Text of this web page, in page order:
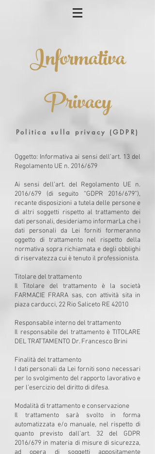
Informativa
Privacy
Politica sulla privacy (GDPR)
Oggetto: Informativa ai sensi dell’art. 13 del
Regolamento UE n. 2016/679
Ai sensi dell’art. del Regolamento UE n.
2016/679 (di seguito “GDPR 2016/679”),
recante disposizioni a tutela delle persone e
di altri soggetti rispetto al trattamento dei
dati personali, desideriamo informarLa che i
dati personali da Lei forniti formeranno
oggetto di trattamento nel rispetto della
normativa sopra richiamata e degli obblighi
di riservatezza cui è tenuto il professionista.
Titolare del trattamento
Il Titolare del trattamento è la società
FARMACIE FRARA sas, con attività sita in
piaza carducci, 22 Rio Saliceto RE 42010
Responsabile interno del trattamento
Il responsabile del trattamento è TITOLARE
DEL TRATTAMENTO Dr. Francesco Brini
Finalità del trattamento
I dati personali da Lei forniti sono necessari
per lo svolgimento del rapporto lavorativo e
per l’esercizio del diritto di difesa.
Modalità di trattamento e conservazione
Il trattamento sarà svolto in forma
automatizzata e/o manuale, nel rispetto di
quanto previsto dall’art. 32 del GDPR
2016/679 in materia di misure di sicurezza,
ad opera di soggetti appositamente